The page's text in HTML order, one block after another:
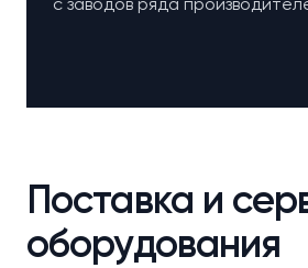
Поставка и
оборудования